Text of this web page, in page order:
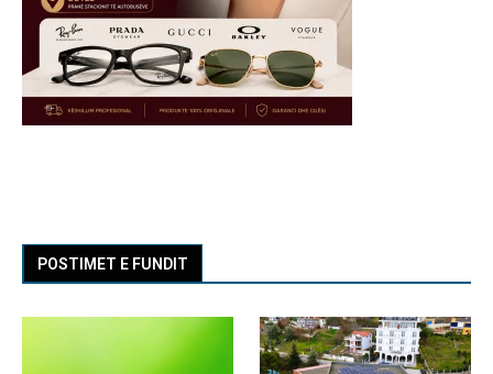
POSTIMET E FUNDIT